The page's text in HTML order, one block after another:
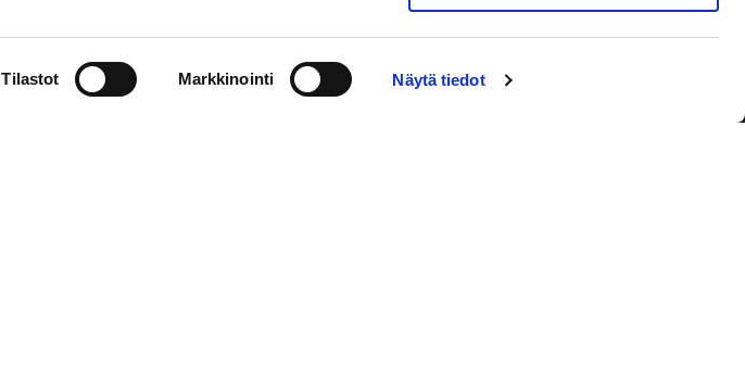
Tilastot Markkinointi Näytä tiedot
SOSIAALINEN MEDIA
facebook
VAASAN SPORT UUTISKIRJE